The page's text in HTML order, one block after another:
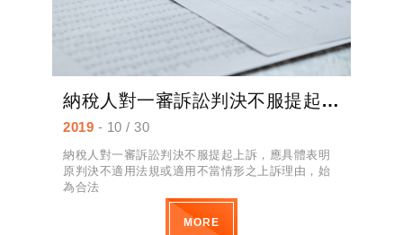
納稅人對一審訴訟判決不服提起上訴，應具體表明原判決不適用法規或適用不當情形之上訴理由，始為合法
2019 - 10 / 30
納稅人對一審訴訟判決不服提起上訴，應具體表明
原判決不適用法規或適用不當情形之上訴理由，始
為合法
MORE